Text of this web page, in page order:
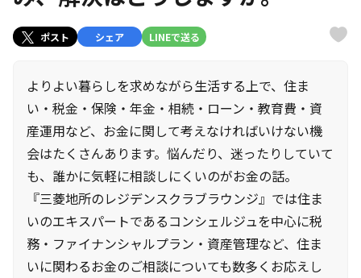
ポスト シェア LINEで送る
よりよい暮らしを求めながら生活する上で、住ま
い・税金・保険・年金・相続・ローン・教育費・資
産運用など、お金に関して考えなければいけない機
会はたくさんあります。悩んだり、迷ったりしていて
も、誰かに気軽に相談しにくいのがお金の話。
『三菱地所のレジデンスクラブラウンジ』では住ま
いのエキスパートであるコンシェルジュを中心に税
務・ファイナンシャルプラン・資産管理など、住ま
いに関わるお金のご相談についても数多くお応えし